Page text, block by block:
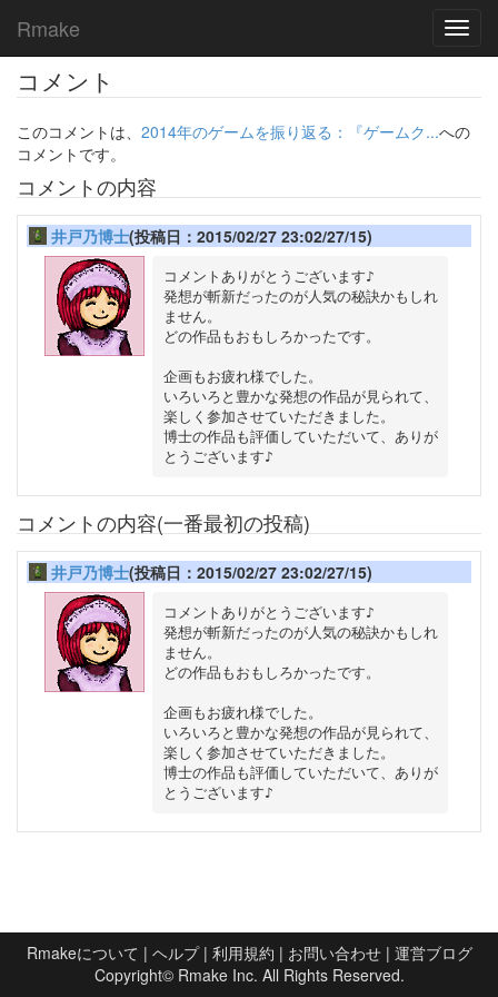
Rmake
コメント
このコメントは、 2014年のゲームを振り返る：『ゲームク...への
コメントです。
コメントの内容
井戸乃博士(投稿日：2015/02/27 23:02/27/15)
コメントありがとうございます♪
発想が斬新だったのが人気の秘訣かもしれ
ません。
どの作品もおもしろかったです。
企画もお疲れ様でした。
いろいろと豊かな発想の作品が見られて、
楽しく参加させていただきました。
博士の作品も評価していただいて、ありが
コメントの内容(一番最初の投稿)
井戸乃博士(投稿日：2015/02/27 23:02/27/15)
コメントありがとうございます♪
発想が斬新だったのが人気の秘訣かもしれ
ません。
どの作品もおもしろかったです。
企画もお疲れ様でした。
いろいろと豊かな発想の作品が見られて、
楽しく参加させていただきました。
博士の作品も評価していただいて、ありが
Rmakeについて | ヘルプ| 利用規約 | お問い合わせ| 運営ブログ
Copyright© Rmake Inc. All Rights Reserved.